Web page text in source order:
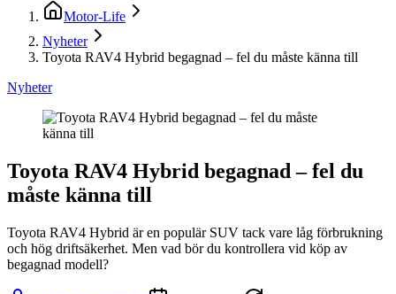
Motor-Life
Nyheter
Toyota RAV4 Hybrid begagnad – fel du måste känna till
Nyheter
Toyota RAV4 Hybrid begagnad – fel du
måste känna till
Toyota RAV4 Hybrid är en populär SUV tack vare låg förbrukning
och hög driftsäkerhet. Men vad bör du kontrollera vid köp av
begagnad modell?